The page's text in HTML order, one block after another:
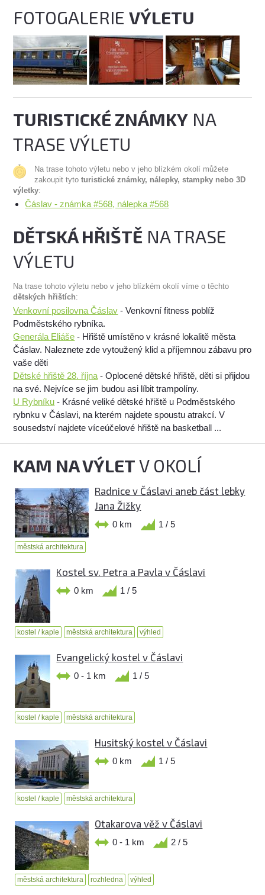
FOTOGALERIEVÝLETU
TURISTICKÉ ZNÁMKY NA
TRASE VÝLETU
Na trase tohoto výletu nebo v jeho blízkém okolí můžete
zakoupit tytoturistické známky, nálepky, stampky nebo 3D
výletky:
Čáslav - známka #568, nálepka #568
DĚTSKÁ HŘIŠTĚ NA TRASE
VÝLETU
Na trase tohoto výletu nebo v jeho blízkém okolí víme o těchto
dětských hřištích:
Venkovní posilovna Čáslav - Venkovní fitness poblíž
Podměstského rybníka.
Generála Eliáše - Hřiště umístěno v krásné lokalitě města
Čáslav. Naleznete zde vytoužený klid a příjemnou zábavu pro
vaše děti
Dětské hřiště 28. října - Oplocené dětské hřiště, děti si přijdou
na své. Nejvíce se jim budou asi líbit trampolíny.
U Rybníku - Krásné veliké dětské hřiště u Podměstského
rybnku v Čáslavi, na kterém najdete spoustu atrakcí. V
sousedství najdete víceúčelové hřiště na basketball ...
KAM NA VÝLETV OKOLÍ
Radnice v Čáslavi aneb část lebky
Jana Žižky
0 km 1 / 5
městská architektura
Kostel sv. Petra a Pavla v Čáslavi
0 km 1 / 5
kostel / kaple městská architektura výhled
Evangelický kostel v Čáslavi
0 - 1 km 1 / 5
kostel / kaple městská architektura
Husitský kostel v Čáslavi
0 km 1 / 5
kostel / kaple městská architektura
Otakarova věž v Čáslavi
0 - 1 km 2 / 5
městská architektura rozhledna výhled